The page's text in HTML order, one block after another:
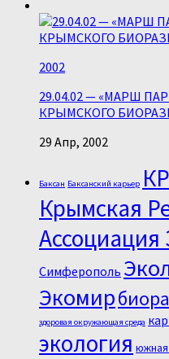
2002
29.04.02 — «МАРШ
КРЫМСКОГО
29 Апр, 2002
Баксан Баксанский карьер
Крымская
Ассоциация
Симферополь
Экомир
здоровая окружающая среда
экология южная